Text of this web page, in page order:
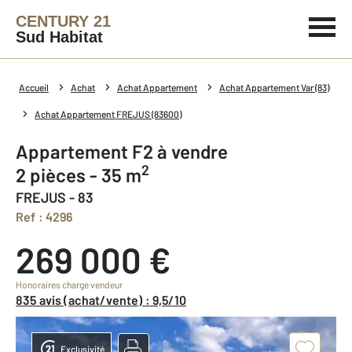
CENTURY 21
Sud Habitat
Accueil Achat Achat Appartement Achat Appartement Var (83)
Achat Appartement FREJUS (83600)
Appartement F2 à vendre
2 pièces - 35 m2
FREJUS - 83
Ref : 4296
269 000 €
Honoraires charge vendeur
835 avis (achat/vente) : 9,5/10
Exclusivité